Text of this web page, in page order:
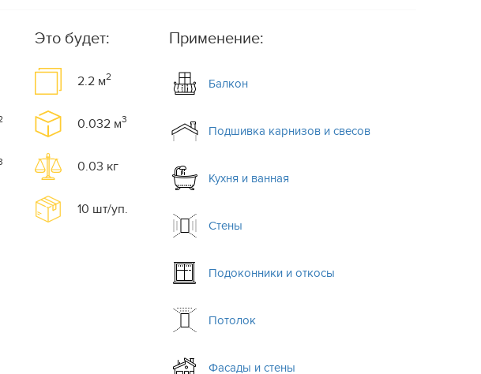
Это будет:
2.2 м2
0.032 м3
0.03 кг
10 шт/уп.
Применение:
Балкон
Подшивка карнизов и свесов
Кухня и ванная
Стены
Подоконники и откосы
Потолок
Фасады и стены